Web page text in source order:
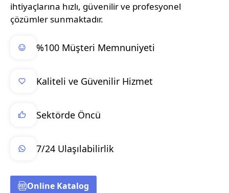
ihtiyaçlarına hızlı, güvenilir ve profesyonel
çözümler sunmaktadır.
%100 Müşteri Memnuniyeti
Kaliteli ve Güvenilir Hizmet
Sektörde Öncü
7/24 Ulaşılabilirlik
Online Katalog